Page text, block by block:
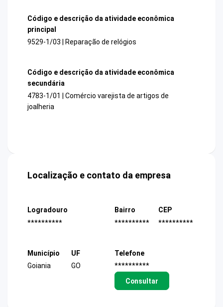
Código e descrição da atividade econômica
principal
9529-1/03 | Reparação de relógios
Código e descrição da atividade econômica
secundária
4783-1/01 | Comércio varejista de artigos de
joalheria
Localização e contato da empresa
Logradouro
**********
Bairro
**********
CEP
**********
Município
Goiania
UF
GO
Telefone
**********
Consultar